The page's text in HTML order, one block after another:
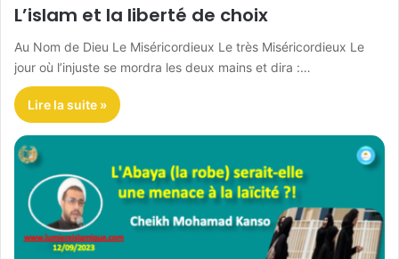
L’islam et la liberté de choix
Au Nom de Dieu Le Miséricordieux Le très Miséricordieux Le
jour où l’injuste se mordra les deux mains et dira :…
Lire la suite »